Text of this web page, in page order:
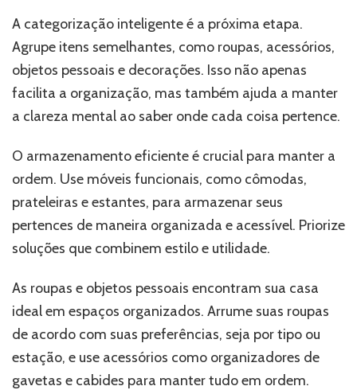
A categorização inteligente é a próxima etapa.
Agrupe itens semelhantes, como roupas, acessórios,
objetos pessoais e decorações. Isso não apenas
facilita a organização, mas também ajuda a manter
a clareza mental ao saber onde cada coisa pertence.
O armazenamento eficiente é crucial para manter a
ordem. Use móveis funcionais, como cômodas,
prateleiras e estantes, para armazenar seus
pertences de maneira organizada e acessível. Priorize
soluções que combinem estilo e utilidade.
As roupas e objetos pessoais encontram sua casa
ideal em espaços organizados. Arrume suas roupas
de acordo com suas preferências, seja por tipo ou
estação, e use acessórios como organizadores de
gavetas e cabides para manter tudo em ordem.